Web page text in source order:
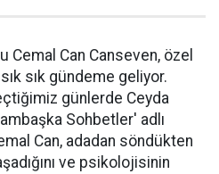
Cemal Can Canseven, özel
sık gündeme geliyor.
günlerde Ceyda
Sohbetler' adlı
Can, adadan söndükten
ve psikolojisinin